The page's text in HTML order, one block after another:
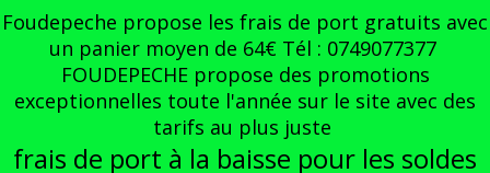
Foudepeche propose les frais de port gratuits avec
un panier moyen de 64€ Tél : 0749077377
FOUDEPECHE propose des promotions
exceptionnelles toute l'année sur le site avec des
tarifs au plus juste
frais de port à la baisse pour les soldes